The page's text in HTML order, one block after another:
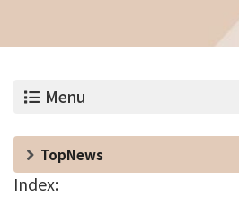
Menu
TopNews
Index: